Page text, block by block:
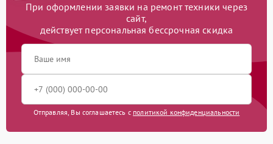
При оформлении заявки на ремонт техники через
сайт,
действует персональная бессрочная скидка
Отправляя, Вы соглашаетесь с политикой конфиденциальности